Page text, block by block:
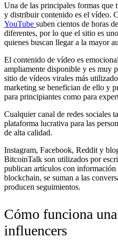
Una de las principales formas que
y distribuir contenido es el vídeo.
YouTube suben cientos de horas
diferentes, por lo que el sitio es
quienes buscan llegar a la mayor
El contenido de vídeo es
ampliamente disponible y es muy
sitio de vídeos virales más
marketing se benefician de ello y
para principiantes como para
Cualquier canal de redes sociales
plataforma lucrativa para las
de alta calidad.
Instagram, Facebook, Reddit y
BitcoinTalk son utilizados por
publican artículos con información
blockchain, se suman a las
producen seguimientos.
Cómo funciona
influencers